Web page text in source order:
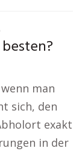
man
sich, den
exakt
in der